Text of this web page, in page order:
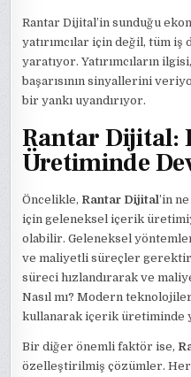
Rantar Dijital’in sunduğu
yatırımcılar için değil, tüm
yaratıyor. Yatırımcıların
başarısının sinyallerini
bir yankı uyandırıyor.
Rantar Dijital:
Üretiminde
Öncelikle, Rantar Dijital’in
için geleneksel içerik
olabilir. Geleneksel
ve maliyetli süreçler
süreci hızlandırarak ve
Nasıl mı? Modern
kullanarak içerik üretiminde
Bir diğer önemli faktör ise,
özelleştirilmiş çözümler.